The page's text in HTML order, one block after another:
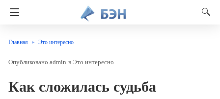
Главная Это интересно
admin в Это интересно
Как сложилась судьба